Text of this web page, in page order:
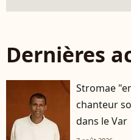
Dernières
Stromae
chanteur
dans le Var